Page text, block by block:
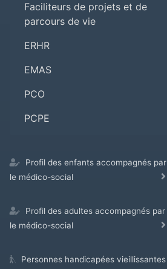
Faciliteurs de projets et de
parcours de vie
ERHR
EMAS
PCO
PCPE
Profil des enfants accompagnés par
le médico-social
Profil des adultes accompagnés par
le médico-social
Personnes handicapées vieillissantes